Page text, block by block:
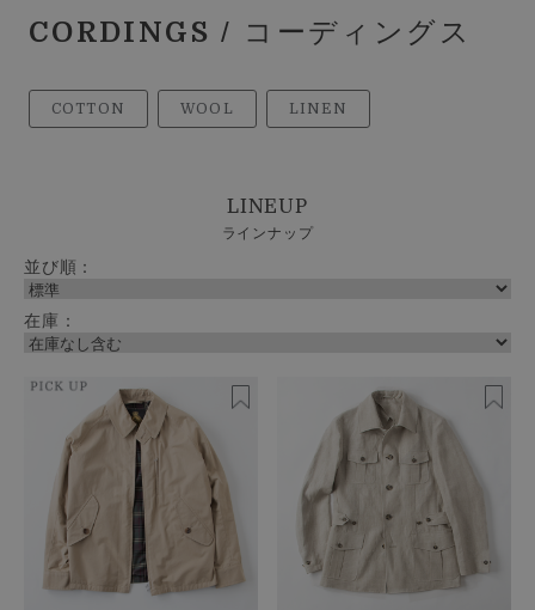
CORDINGS / コーディングス
COTTON WOOL LINEN
LINEUP
ラインナップ
並び順：
在庫：